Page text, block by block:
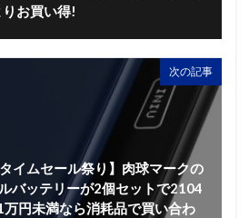
お買い得!
次の記事
イムセール祭り】肉球マークの
バッテリーが2個セットで2104
円未満なら消耗品で買い合わ